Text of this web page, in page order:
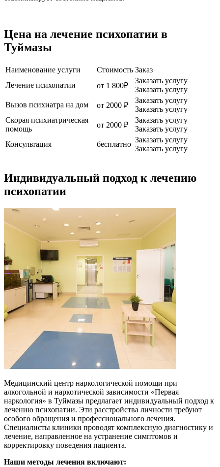
Цена на лечение психопатии в
Туймазы
Наименование услуги Стоимость Заказ
Лечение психопатии
от 1 800₽
Заказать услугу
Заказать услугу
Вызов психиатра на дом
от 2000 ₽
Заказать услугу
Заказать услугу
Скорая психиатрическая
помощь
от 2000 ₽
Заказать услугу
Заказать услугу
Консультация
бесплатно
Заказать услугу
Заказать услугу
Индивидуальный подход к лечению
психопатии
Медицинский центр наркологической помощи при
алкогольной и наркотической зависимости «Первая
наркология» в Туймазы предлагает индивидуальный подход к
лечению психопатии. Эти расстройства личности требуют
особого обращения и профессионального лечения.
Специалисты клиники проводят комплексную диагностику и
лечение, направленное на устранение симптомов и
корректировку поведения пациента.
Наши методы лечения включают: